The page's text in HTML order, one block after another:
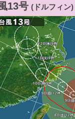
13号 (ドルフィン)